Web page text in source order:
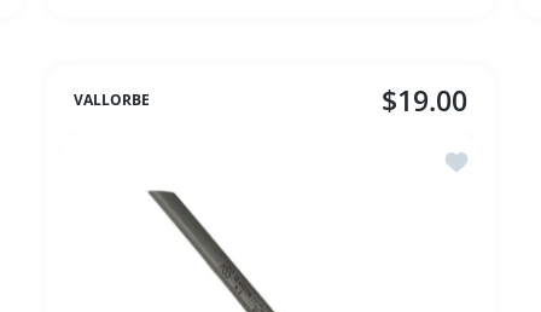
Sarı Çapla Kalem 2 için
Sarı Çapla Kalem 2 için adedi artırın
VALLORBE $19.00
İstek